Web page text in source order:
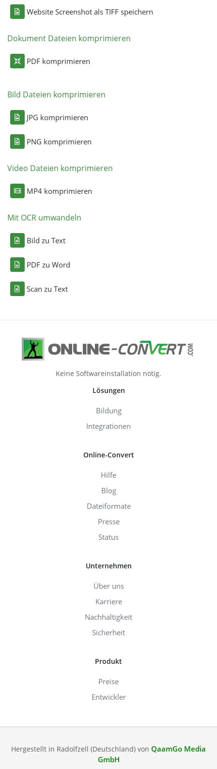
Website Screenshot als TIFF speichern
Dokument Dateien komprimieren
PDF komprimieren
Bild Dateien komprimieren
JPG komprimieren
PNG komprimieren
Video Dateien komprimieren
MP4 komprimieren
Mit OCR umwandeln
Bild zu Text
PDF zu Word
Scan zu Text
Keine Softwareinstallation nötig.
Lösungen
Bildung
Integrationen
Online-Convert
Hilfe
Blog
Dateiformate
Presse
Status
Unternehmen
Über uns
Karriere
Nachhaltigkeit
Sicherheit
Produkt
Preise
Entwickler
Hergestellt in Radolfzell (Deutschland) von QaamGo Media
GmbH